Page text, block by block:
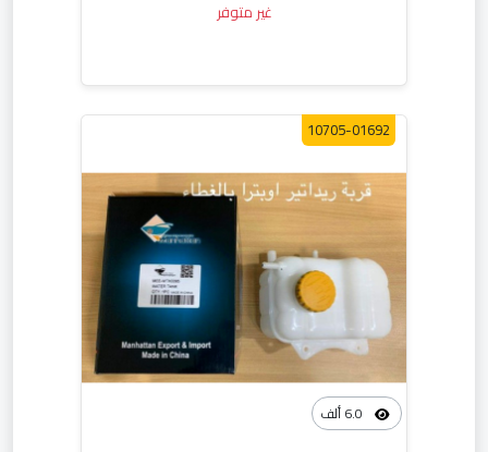
غير متوفر
10705-01692